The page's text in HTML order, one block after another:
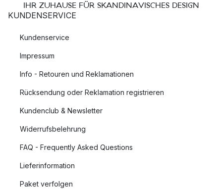
IHR ZUHAUSE FÜR SKANDINAVISCHES DESIGN
KUNDENSERVICE
Kundenservice
Impressum
Info - Retouren und Reklamationen
Rücksendung oder Reklamation registrieren
Kundenclub & Newsletter
Widerrufsbelehrung
FAQ - Frequently Asked Questions
Lieferinformation
Paket verfolgen